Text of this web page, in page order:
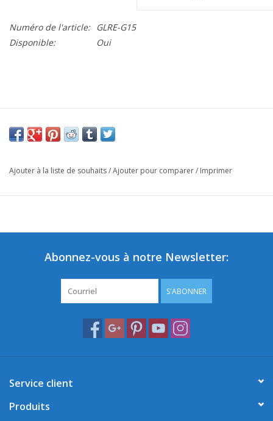
Numéro de l'article:
GLRE-G15
Disponible:
Oui
Ajouter à la liste de souhaits/Ajouter pour comparer/ Imprimer
Abonnez-vous à notre Newsletter:
S'ABONNER
Service client
Produits